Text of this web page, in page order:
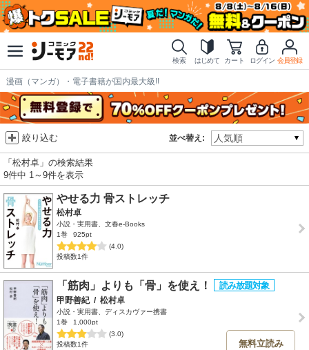
検索 はじめて カート ログイン 会員登録
漫画（マンガ）・電子書籍が国内最大級!!
並べ替え:
絞り込む
「松村卓」の検索結果
9件中 1～9件を表示
やせる力 骨ストレッチ
松村卓
小説・実用書、文春e-Books
1巻
925pt
(4.0)
投稿数1件
「筋肉」よりも「骨」を使え！
甲野善紀 / 松村卓
小説・実用書、ディスカヴァー携書
1巻
1,000pt
(3.0)
投稿数1件
無料立読み